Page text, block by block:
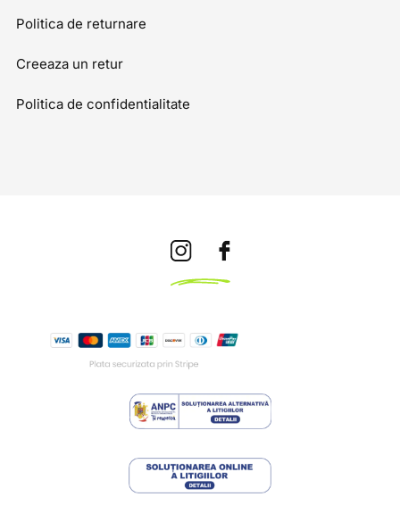
Politica de returnare
Creeaza un retur
Politica de confidentialitate